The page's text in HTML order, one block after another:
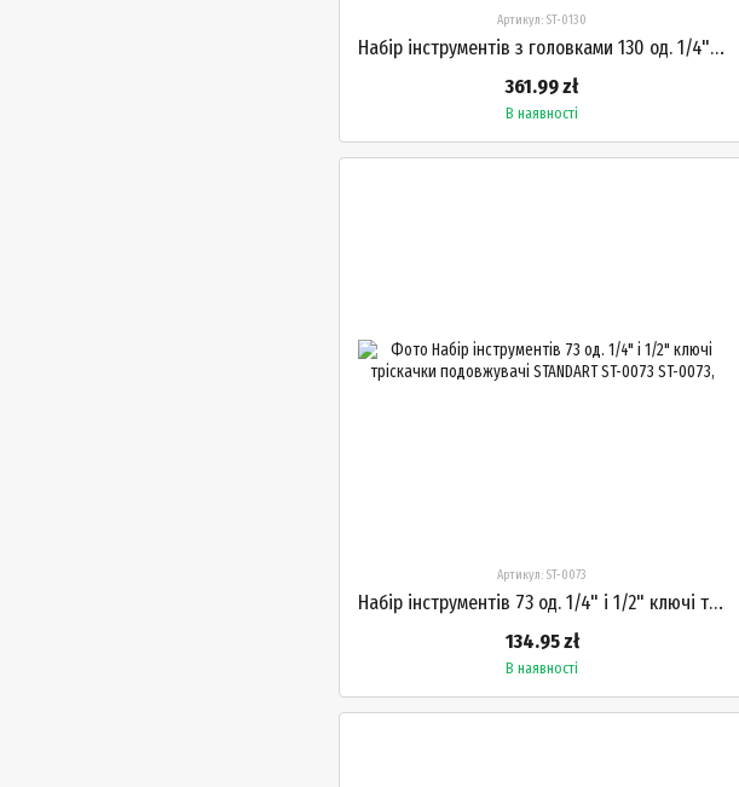
Артикул: ST-0130
Набір інструментів з головками 130 од. 1/4" і 1/2" біти тріскачки STANDART ST-0130
361.99 zł
В наявності
Артикул: ST-0073
Набір інструментів 73 од. 1/4" і 1/2" ключі тріскачки подовжувачі STANDART ST-0073
134.95 zł
В наявності